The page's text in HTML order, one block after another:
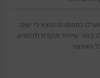
בתחום זה נמצא כי ישנה
כמה שיותר מוקדם ולהתניע
האפשר.